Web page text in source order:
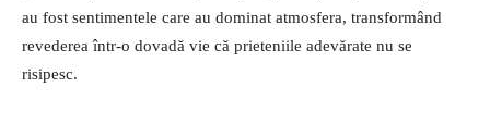
au fost sentimentele care au dominat atmosfera, transformând
revederea într-o dovadă vie că prieteniile adevărate nu se
risipesc.